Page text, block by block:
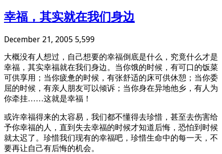
幸福，其实就在我们身边
December 21, 2005 5,599
大概没有人想过，自己想要的幸福倒底是什么，究竟什么才是
幸福，其实幸福就在我们身边。当你饿的时候，有可口的饭菜
可供享用；当你疲惫的时候，有张舒适的床可供休憩；当你委
屈的时候，有亲人朋友可以倾诉；当你身在异地他乡，有人为
你牵挂……这就是幸福！
或许幸福得来的太容易，我们都不懂得去珍惜，甚至去伤害给
予你幸福的人，直到失去幸福的时候才知道后悔，恐怕到时候
就太迟了。珍惜我们现有的幸福吧，珍惜生命中的每一天，不
要再让自己有后悔的机会。